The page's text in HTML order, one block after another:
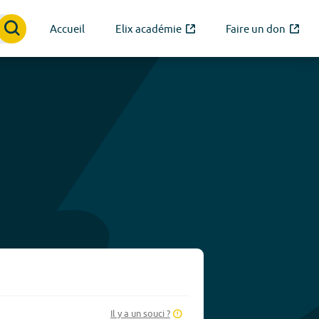
Accueil Elix académie Faire un don
Il y a un souci ?